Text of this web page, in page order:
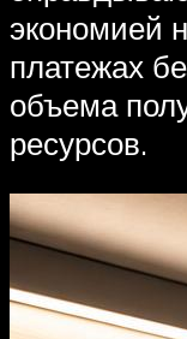
экономией
платежах
объема
ресурсов.